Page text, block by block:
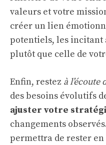
valeurs et votre
créer un lien
potentiels, les incitant
plutôt que celle de
Enfin, restez à
des besoins évolutifs
ajuster votre
changements
permettra de rester en